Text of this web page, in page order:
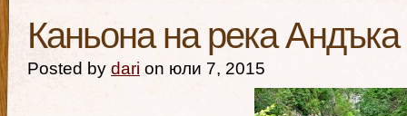
Каньона на река Андъка
Posted by dari on юли 7, 2015